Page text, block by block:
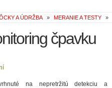
A ÚDRŽBA » MERANIE A TESTY »
čpavku
na nepretržitú detekciu a